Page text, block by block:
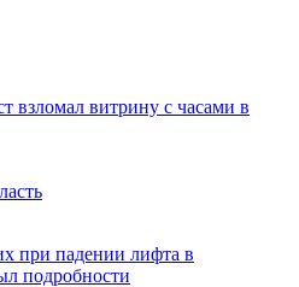
взломал витрину с часами в
при падении лифта в
подробности